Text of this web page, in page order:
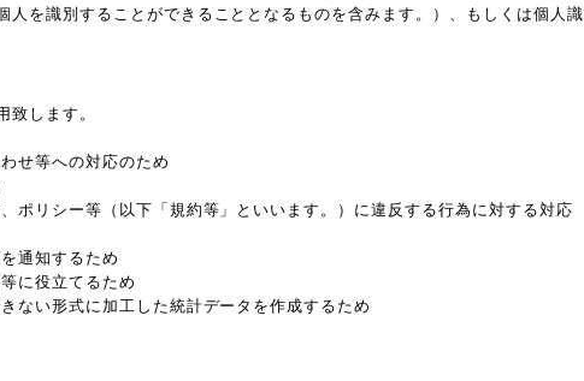
を識別することができることとなるものを含みます。）、もしくは個人識
致します。
せ等への対応のため
ポリシー等（以下「規約等」といいます。）に違反する行為に対する対応
通知するため
に役立てるため
ない形式に加工した統計データを作成するため